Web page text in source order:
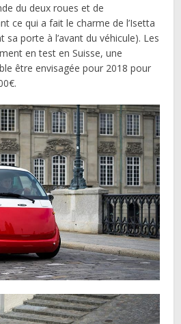
du deux roues et de
ce qui a fait le charme de l’Isetta
sa porte à l’avant du véhicule). Les
en test en Suisse, une
être envisagée pour 2018 pour